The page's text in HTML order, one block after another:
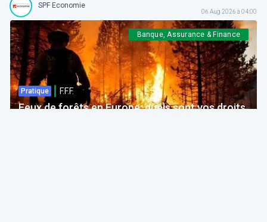
SPF Economie
06 Aug 2026 à 04:00
Banque, Assurance & Finance
Pratique F.F.F.
Feux de forêts en Europe: quels sont vos droits